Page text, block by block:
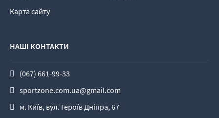
Карта сайту
НАШІ КОНТАКТИ
(067) 661-99-33
sportzone.com.ua@gmail.com
м. Київ, вул. Героїв Дніпра, 67